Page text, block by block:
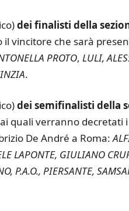
dei finalisti della
vincitore che sarà
PROTO, LULI,
.
dei semifinalisti della
quali verranno decretati
De André a Roma:
LAPONTE, GIULIANO
P.A.O., PIERSANTE,